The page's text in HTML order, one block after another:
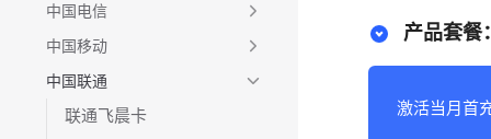
中国电信
中国移动
中国联通
联通飞晨卡
产品套餐
激活当月首